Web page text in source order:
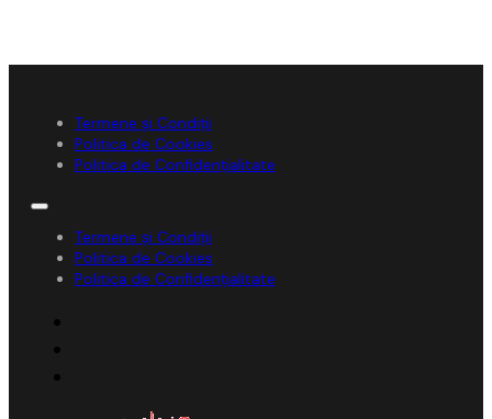
Termene și Condiții
Politica de Cookies
Politica de Confidențialitate
Termene și Condiții
Politica de Cookies
Politica de Confidențialitate